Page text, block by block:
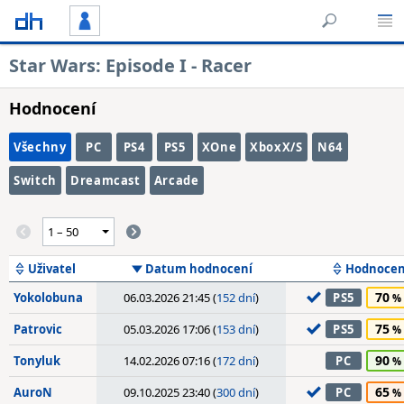
Star Wars: Episode I - Racer
Hodnocení
Všechny PC PS4 PS5 XOne XboxX/S N64
Switch Dreamcast Arcade
Uživatel Datum hodnocení
Yokolobuna
06.03.2026 21:45 (152 dní) PS5 70
Patrovic 05.03.2026 17:06 (153 dní) PS5 75
Tonyluk 14.02.2026 07:16 (172 dní) PC 90
AuroN 09.10.2025 23:40 (300 dní) PC 65